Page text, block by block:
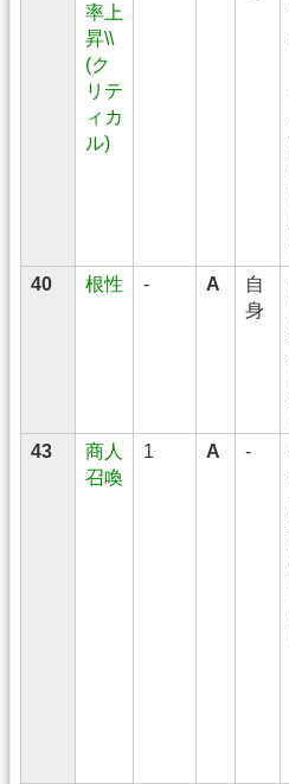
率上
昇\\
(ク
リテ
ィカ
ル)
40 根性 - A
自
身
43
商人
召喚
1 A -